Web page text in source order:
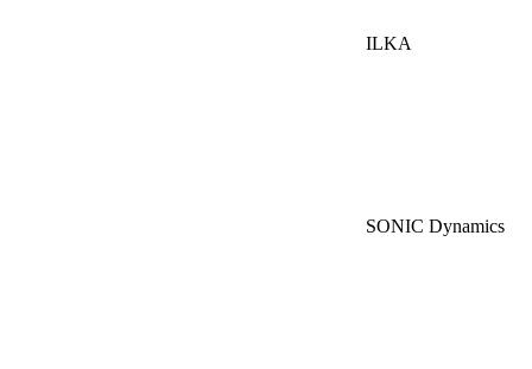
ILKA
SONIC Dynamics